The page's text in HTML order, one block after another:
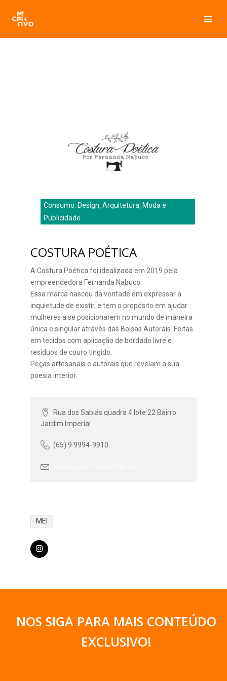
Pular
para
Consumo: Design, Arquitetura, Moda e
Publicidade
COSTURA POÉTICA
A Costura Poética foi idealizada em 2019 pela
empreendedora Fernanda Nabuco.
Essa marca nasceu da vontade em expressar a
inquietude de existir, e tem o propósito em ajudar
mulheres a se posicionarem no mundo de maneira
única e singular através das Bolsas Autorais. Feitas
em tecidos com aplicação de bordado livre e
resíduos de couro tingido.
Peças artesanais e autorais que revelam a sua
poesia interior.
Rua dos Sabiás quadra 4 lote 22 Bairro
Jardim Imperial
(65) 9 9994-9910
MEI
NOS SIGA PARA MAIS CONTEÚDO
EXCLUSIVO!